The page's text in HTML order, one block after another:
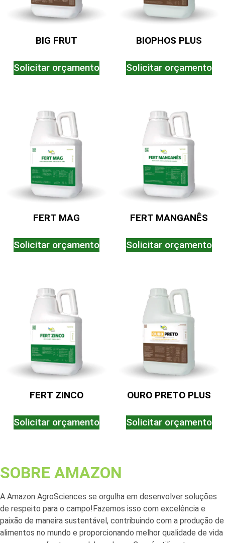
BIG FRUT
Solicitar orçamento
BIOPHOS PLUS
Solicitar orçamento
FERT MAG
Solicitar orçamento
FERT MANGANÊS
Solicitar orçamento
FERT ZINCO
Solicitar orçamento
OURO PRETO PLUS
Solicitar orçamento
SOBRE AMAZON
A Amazon AgroSciences se orgulha em desenvolver soluções
de respeito para o campo!Fazemos isso com excelência e
paixão de maneira sustentável, contribuindo com a produção de
alimentos no mundo e proporcionando melhor qualidade de vida